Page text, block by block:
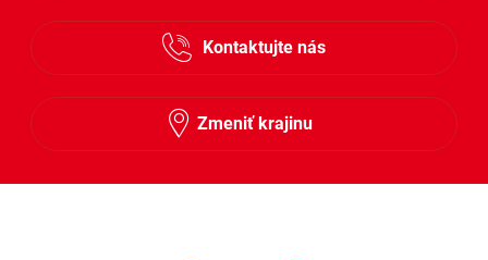
Kontaktujte nás
Zmeniť krajinu